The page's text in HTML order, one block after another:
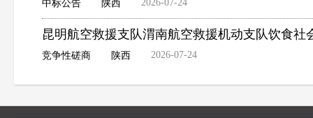
中标公告 陕西 2026-07-24
昆明航空救援支队渭南航空救援机动支队饮食社
竞争性磋商 陕西 2026-07-24